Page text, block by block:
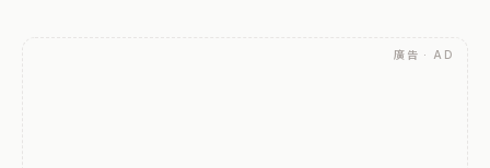
廣告 · AD